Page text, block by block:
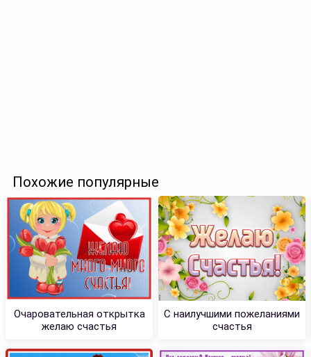
Похожие популярные
Очаровательная открытка
желаю счастья
С наилучшими пожеланиями
счастья